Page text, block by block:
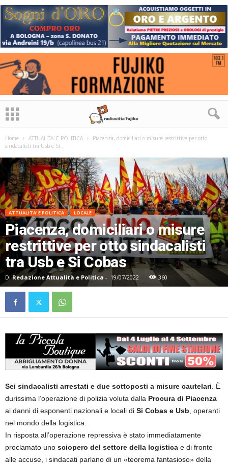
Home ATTUALITA' E POLITICA
Piacenza, domiciliari o misure restrittive per otto
sindacalisti tra Usb e Si...
ATTUALITA' E POLITICA LOCALE
Piacenza, domiciliari o misure
restrittive per otto sindacalisti
tra Usb e Si Cobas
Di Redazione Attualità e Politica - 19/07/2022 360
Sei sindacalisti arrestati e due sottoposti a misure cautelari. È
durissima l’operazione di polizia voluta dalla Procura di Piacenza
ai danni di esponenti nazionali e locali di Si Cobas e Usb, operanti
nel mondo della logistica.
In risposta all’operazione repressiva è stato immediatamente
proclamato uno sciopero del settore della logistica e di fronte
alle accuse, i sindacati parlano di un «teorema fantasioso» della